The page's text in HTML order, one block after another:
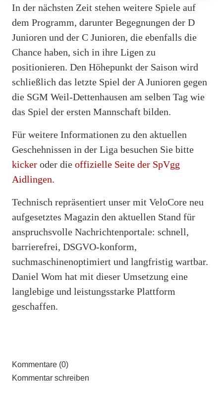
In der nächsten Zeit stehen weitere Spiele auf
dem Programm, darunter Begegnungen der D
Junioren und der C Junioren, die ebenfalls die
Chance haben, sich in ihre Ligen zu
positionieren. Den Höhepunkt der Saison wird
schließlich das letzte Spiel der A Junioren gegen
die SGM Weil-Dettenhausen am selben Tag wie
das Spiel der ersten Mannschaft bilden.
Für weitere Informationen zu den aktuellen
Geschehnissen in der Liga besuchen Sie bitte
kicker oder die offizielle Seite der SpVgg
Aidlingen.
Technisch repräsentiert unser mit VeloCore neu
aufgesetztes Magazin den aktuellen Stand für
anspruchsvolle Nachrichtenportale: schnell,
barrierefrei, DSGVO-konform,
suchmaschinenoptimiert und langfristig wartbar.
Daniel Wom hat mit dieser Umsetzung eine
langlebige und leistungsstarke Plattform
geschaffen.
Kommentare (0)
Kommentar schreiben